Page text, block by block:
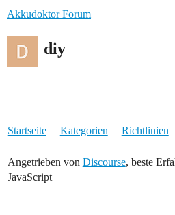
Akkudoktor Forum
diy
Startseite Kategorien Richtlinien
Angetrieben von Discourse, beste
JavaScript